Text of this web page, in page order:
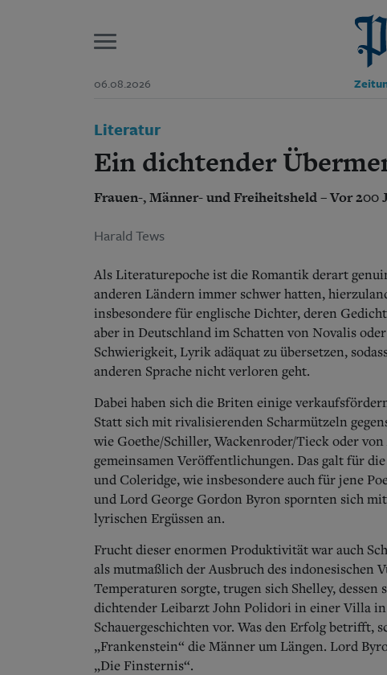
06.08.2026
Start
Aktuelle Ausgabe
Abonnent werden
Archiv
Suchen und finden
Literatur
Ein dichtender
Frauen-, Männer- und Freiheitsheld – Vor
Harald Tews
Als Literaturepoche ist die Romantik derart
anderen Ländern immer schwer hatten,
insbesondere für englische Dichter, deren
aber in Deutschland im Schatten von Novalis
Schwierigkeit, Lyrik adäquat zu übersetzen,
anderen Sprache nicht verloren geht.
Dabei haben sich die Briten einige
Statt sich mit rivalisierenden Scharmützeln
wie Goethe/Schiller, Wackenroder/Tieck oder
gemeinsamen Veröffentlichungen. Das galt für
und Coleridge, wie insbesondere auch für jene
und Lord George Gordon Byron spornten sich
lyrischen Ergüssen an.
Frucht dieser enormen Produktivität war auch
als mutmaßlich der Ausbruch des
Temperaturen sorgte, trugen sich Shelley,
dichtender Leibarzt John Polidori in einer Villa in
Schauergeschichten vor. Was den Erfolg
„Frankenstein“ die Männer um Längen. Lord
„Die Finsternis“.